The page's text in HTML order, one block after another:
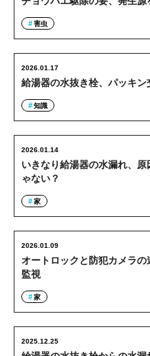
害虫
給湯器の水抜き栓、パッキン
2026.01.17
知識
いきなり給湯器の水漏れ、原
ゃない？
2026.01.14
家
オートロックと防犯カメラの
監視
2026.01.09
家
2025.12.25